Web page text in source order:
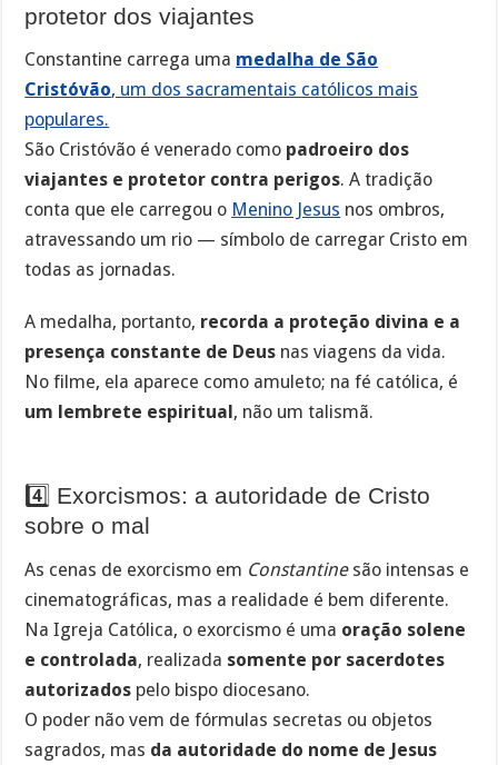
protetor dos viajantes
Constantine carrega uma medalha de São
Cristóvão, um dos sacramentais católicos mais
populares.
São Cristóvão é venerado como padroeiro dos
viajantes e protetor contra perigos. A tradição
conta que ele carregou o Menino Jesus nos ombros,
atravessando um rio — símbolo de carregar Cristo em
todas as jornadas.
A medalha, portanto, recorda a proteção divina e a
presença constante de Deus nas viagens da vida.
No filme, ela aparece como amuleto; na fé católica, é
um lembrete espiritual, não um talismã.
4️⃣ Exorcismos: a autoridade de Cristo
sobre o mal
As cenas de exorcismo em Constantinesão intensas e
cinematográficas, mas a realidade é bem diferente.
Na Igreja Católica, o exorcismo é uma oração solene
e controlada, realizada somente por sacerdotes
autorizados pelo bispo diocesano.
O poder não vem de fórmulas secretas ou objetos
sagrados, mas da autoridade do nome de Jesus